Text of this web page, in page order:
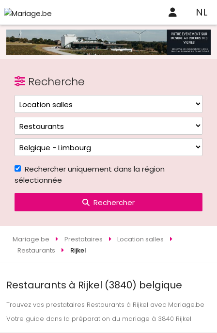
NL
Recherche
Rechercher uniquement dans la région
sélectionnée
Rechercher
Mariage.be Prestataires
Location salles
Restaurants
Rijkel
Restaurants à Rijkel (3840) belgique
Trouvez vos prestataires Restaurants à Rijkel avec Mariage.be
Votre guide dans la préparation du mariage à 3840 Rijkel